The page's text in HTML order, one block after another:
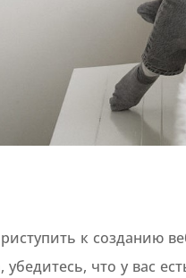
к созданию
убедитесь, что у вас